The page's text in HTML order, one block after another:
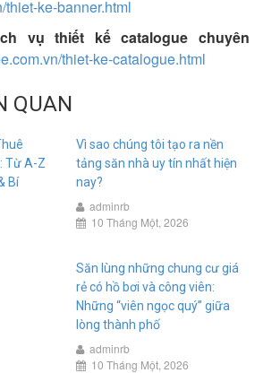
thiet-ke-banner.html
vụ thiết kế catalogue chuyên
thiet-ke-catalogue.html
QUAN
Từ A-Z
Bí
Vì sao chúng tôi tạo ra nền
tảng săn nhà uy tín nhất hiện
nay?
adminrb
10 Tháng Một, 2026
Săn lùng những chung cư giá
rẻ có hồ bơi và công viên:
Những “viên ngọc quý” giữa
lòng thành phố
adminrb
10 Tháng Một, 2026